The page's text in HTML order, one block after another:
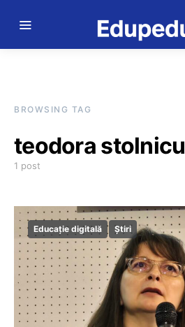
BROWSING TAG
teodora stolnicu
1 post
Educație digitală Știri